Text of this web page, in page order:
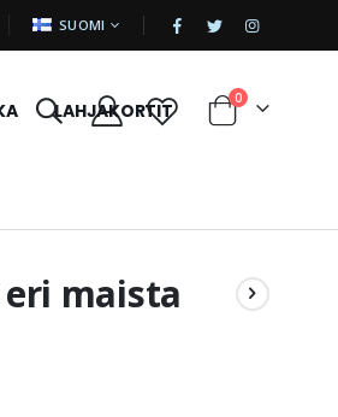
KIELI SUOMI |
LAHJAKORTIT Cart
0tuotetta
maista